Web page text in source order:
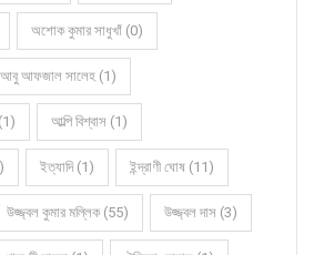
অশোক কুমার সাধুখাঁ (0)
আবু আফজাল সালেহ (1)
আল্পি বিশ্বাস (1)
ইত্যাদি (1) ইন্দ্রাণী ঘোষ (11)
উজ্জ্বল কুমার মল্লিক (55) উজ্জ্বল দাস (3)